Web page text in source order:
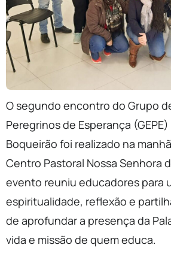
O segundo encontro do Grupo
Peregrinos de Esperança
Boqueirão foi realizado na
Centro Pastoral Nossa Senhora
evento reuniu educadores para
espiritualidade, reflexão e
de aprofundar a presença da
vida e missão de quem educa.